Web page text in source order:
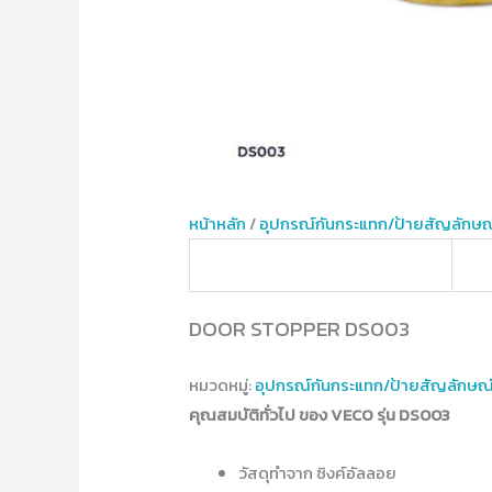
หน้าหลัก /อุปกรณ์​กันกระแทก/ป้ายสัญลัก
DOOR STOPPER DS003
หมวดหมู่:อุปกรณ์​กันกระแทก/ป้ายสัญลักษ
คุณสมบัติทั่วไป ของ VECO รุ่น DS003
วัสดุทำจาก ซิงค์อัลลอย